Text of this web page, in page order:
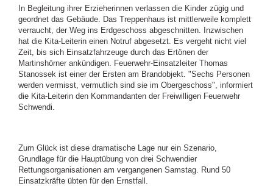
In Begleitung ihrer Erzieherinnen verlassen die Kinder zügig und
geordnet das Gebäude. Das Treppenhaus ist mittlerweile komplett
verraucht, der Weg ins Erdgeschoss abgeschnitten. Inzwischen
hat die Kita-Leiterin einen Notruf abgesetzt. Es vergeht nicht viel
Zeit, bis sich Einsatzfahrzeuge durch das Ertönen der
Martinshörner ankündigen. Feuerwehr-Einsatzleiter Thomas
Stanossek ist einer der Ersten am Brandobjekt. "Sechs Personen
werden vermisst, vermutlich sind sie im Obergeschoss", informiert
die Kita-Leiterin den Kommandanten der Freiwilligen Feuerwehr
Schwendi.
Zum Glück ist diese dramatische Lage nur ein Szenario,
Grundlage für die Hauptübung von drei Schwendier
Rettungsorganisationen am vergangenen Samstag. Rund 50
Einsatzkräfte übten für den Ernstfall.